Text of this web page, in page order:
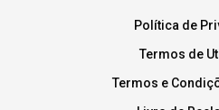
Política de
Termos de
Termos e